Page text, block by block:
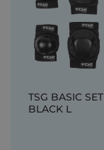
TSG BASIC SET
BLACK L